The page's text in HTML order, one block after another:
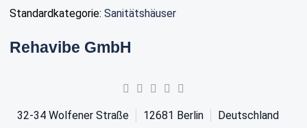
Standardkategorie: Sanitätshäuser
Rehavibe GmbH
32-34 Wolfener Straße 12681 Berlin Deutschland